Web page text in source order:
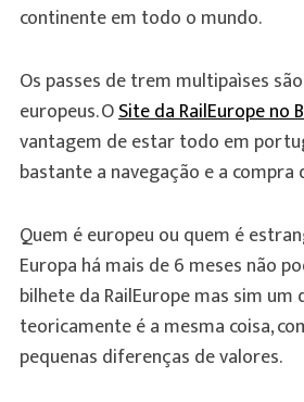
continente em todo o mundo.
Os passes de trem multipaìses
europeus. OSite da RailEurope no
vantagem de estar todo em
bastante a navegação e a compra
Quem é europeu ou quem é
Europa há mais de 6 meses não
bilhete da RailEurope mas sim
teoricamente é a mesma coisa,
pequenas diferenças de valores.